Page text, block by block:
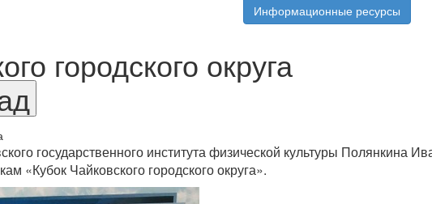
Информационные ресурсы
городского округа
государственного института физической культуры
«Кубок Чайковского городского округа».